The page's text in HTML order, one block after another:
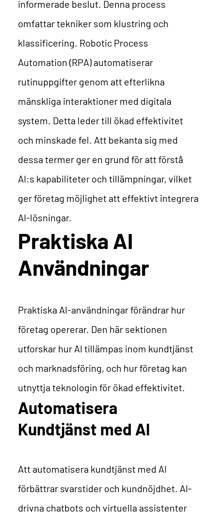
informerade beslut. Denna process
omfattar tekniker som klustring och
klassificering. Robotic Process
Automation (RPA) automatiserar
rutinuppgifter genom att efterlikna
mänskliga interaktioner med digitala
system. Detta leder till ökad effektivitet
och minskade fel. Att bekanta sig med
dessa termer ger en grund för att förstå
AI:s kapabiliteter och tillämpningar, vilket
ger företag möjlighet att effektivt integrera
AI-lösningar.
Praktiska AI
Användningar
Praktiska AI-användningar förändrar hur
företag opererar. Den här sektionen
utforskar hur AI tillämpas inom kundtjänst
och marknadsföring, och hur företag kan
utnyttja teknologin för ökad effektivitet.
Automatisera
Kundtjänst med AI
Att automatisera kundtjänst med AI
förbättrar svarstider och kundnöjdhet. AI-
drivna chatbots och virtuella assistenter